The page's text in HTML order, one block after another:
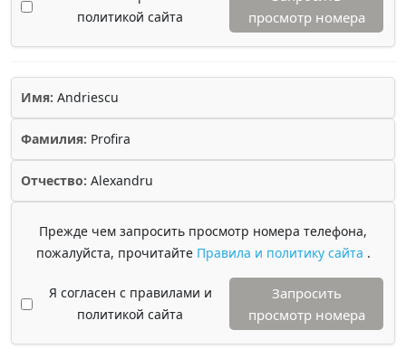
политикой сайта
просмотр номера
Имя: Andriescu
Фамилия: Profira
Отчество: Alexandru
Прежде чем запросить просмотр номера телефона,
пожалуйста, прочитайте Правила и политику сайта .
Я согласен с правилами и
политикой сайта
Запросить
просмотр номера